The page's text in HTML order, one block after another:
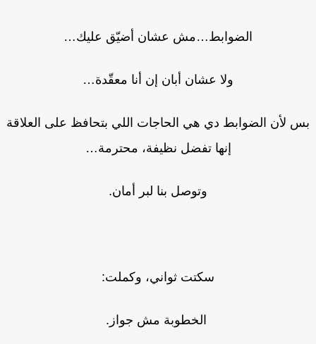
الضوابط…مش عشان أضيّق عليك…
ولا عشان أبان إن أنا معقّدة…
لأن الضوابط دي هي الحاجات اللي بتحافظ على العلاقة
إنها تفضل نظيفة، محترمة…
وتوصل بنا لبر أمان.
سكتت ثواني، وكملت:
الخطوبة مش جواز.